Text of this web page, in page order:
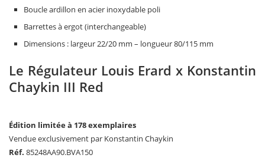
Boucle ardillon en acier inoxydable poli
Barrettes à ergot (interchangeable)
Dimensions : largeur 22/20 mm – longueur 80/115 mm
Le Régulateur Louis Erard x Konstantin
Chaykin III Red
Édition limitée à 178 exemplaires
Vendue exclusivement par Konstantin Chaykin
Réf. 85248AA90.BVA150